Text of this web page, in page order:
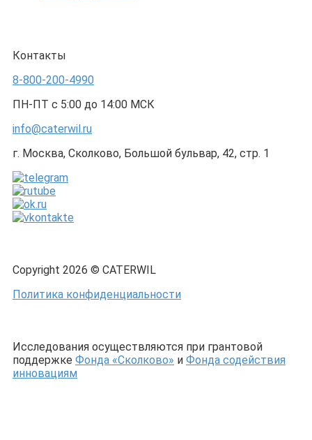
Контакты
8-800-200-4990
ПН-ПТ с 5:00 до 14:00 МСК
info@caterwil.ru
г. Москва, Сколково, Большой бульвар, 42, стр. 1
Copyright 2026 © CATERWIL
Политика конфиденциальности
Исследования осуществляются при грантовой
поддержке Фонда «Сколково» и Фонда содействия
инновациям